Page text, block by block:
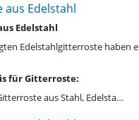
Edelstahl
Edelstahl
Edelstahlgitterroste haben
für Gitterroste:
aus Stahl, Edelsta…